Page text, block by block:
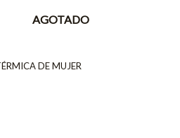
AGOTADO
DE MUJER